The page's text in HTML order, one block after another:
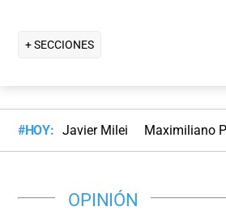
+ SECCIONES
#HOY: Javier Milei Maximiliano
OPINIÓN